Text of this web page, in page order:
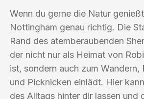
Wenn du gerne die Natur
Nottingham genau richtig. Die
Rand des atemberaubenden
der nicht nur als Heimat von
ist, sondern auch zum Wandern,
und Picknicken einlädt. Hier
des Alltags hinter dir lassen und